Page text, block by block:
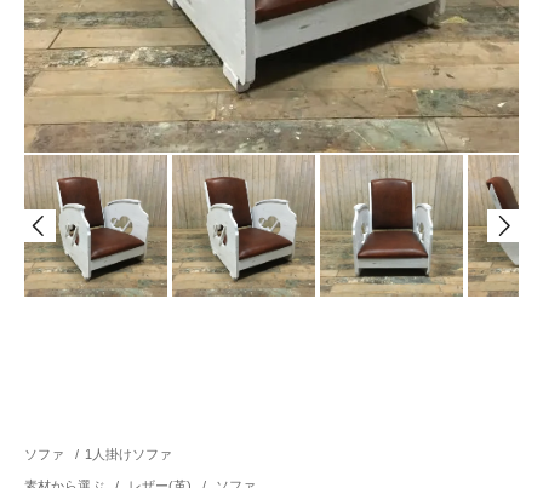
ソファ / 1人掛けソファ